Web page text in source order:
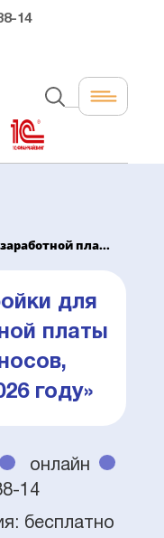
14
пла...
для
платы
году»
онлайн
14
бесплатно